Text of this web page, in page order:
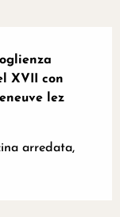
XVII con
lez
arredata,